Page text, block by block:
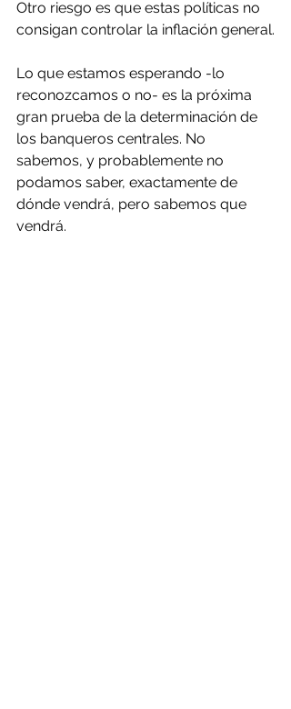
Otro riesgo es que estas políticas no
consigan controlar la inflación general.
Lo que estamos esperando -lo
reconozcamos o no- es la próxima
gran prueba de la determinación de
los banqueros centrales. No
sabemos, y probablemente no
podamos saber, exactamente de
dónde vendrá, pero sabemos que
vendrá.